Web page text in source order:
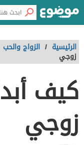
الرئيسية / الزواج والحب
زوجي
كيف
زوجي